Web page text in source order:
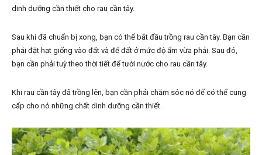
dinh dưỡng cần thiết cho rau cần tây.
Sau khi đã chuẩn bị xong, bạn có thể bắt đầu trồng rau cần tây. Bạn cần
phải đặt hạt giống vào đất và để đất ở mức độ ẩm vừa phải. Sau đó,
bạn cần phải tuỳ theo thời tiết để tưới nước cho rau cần tây.
Khi rau cần tây đã trồng lên, bạn cần phải chăm sóc nó để có thể cung
cấp cho nó những chất dinh dưỡng cần thiết.